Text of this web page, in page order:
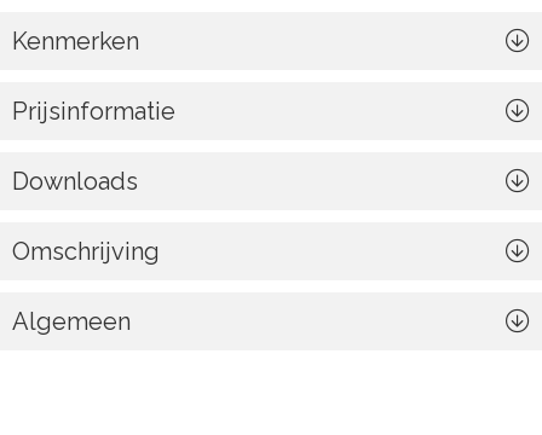
Kenmerken
Prijsinformatie
Downloads
Omschrijving
Algemeen